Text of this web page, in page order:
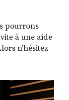
pourrons
à une aide
n’hésitez